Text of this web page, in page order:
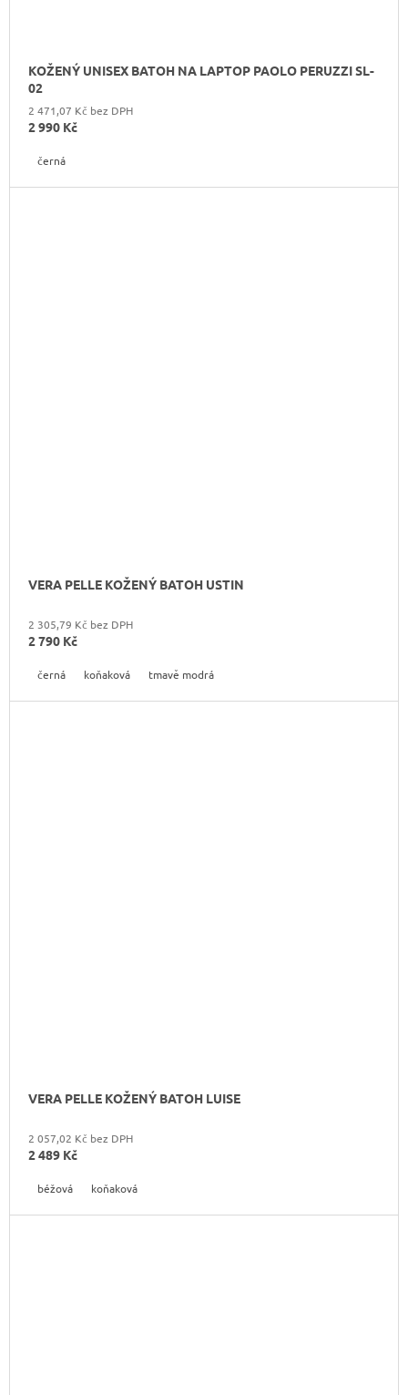
KOŽENÝ UNISEX BATOH NA LAPTOP PAOLO PERUZZI SL-
02
2 471,07 Kč bez DPH
2 990 Kč
černá
VERA PELLE KOŽENÝ BATOH USTIN
2 305,79 Kč bez DPH
2 790 Kč
černá koňaková tmavě modrá
VERA PELLE KOŽENÝ BATOH LUISE
2 057,02 Kč bez DPH
2 489 Kč
béžová koňaková